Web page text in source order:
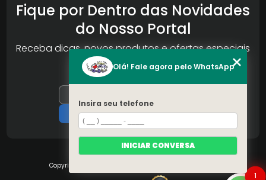
Fique por Dentro das Novidades
do Nosso Portal
Receba dicas, novos produtos e ofertas especiais
da Reconlog
Copyright © S.O.S Pára-brisa. (Lei 9610 de 19/02/1998)
1
Olá! Fale agora pelo WhatsApp
Insira seu telefone
INICIAR CONVERSA